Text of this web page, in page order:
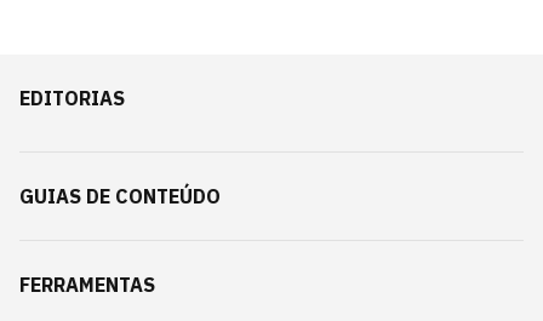
EDITORIAS
GUIAS DE CONTEÚDO
FERRAMENTAS